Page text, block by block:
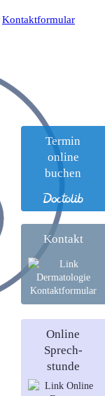
Kontaktformular
Termin
online
buchen
Kontakt
Online
Sprech-
stunde